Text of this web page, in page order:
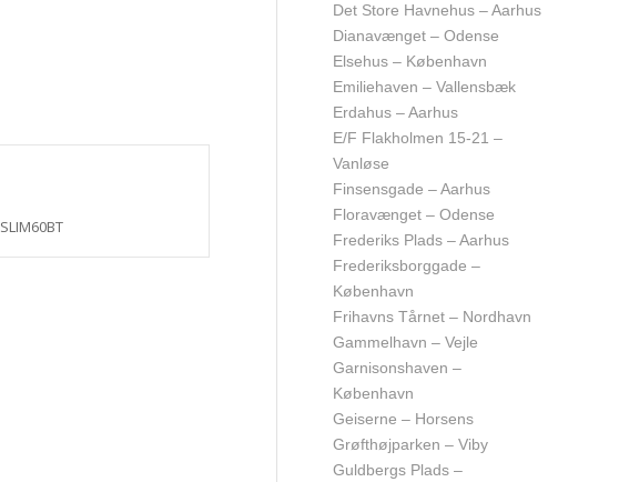
SLIM60BT
Det Store Havnehus – Aarhus
Dianavænget – Odense
Elsehus – København
Emiliehaven – Vallensbæk
Erdahus – Aarhus
E/F Flakholmen 15-21 –
Vanløse
Finsensgade – Aarhus
Floravænget – Odense
Frederiks Plads – Aarhus
Frederiksborggade –
København
Frihavns Tårnet – Nordhavn
Gammelhavn – Vejle
Garnisonshaven –
København
Geiserne – Horsens
Grøfthøjparken – Viby
Guldbergs Plads –